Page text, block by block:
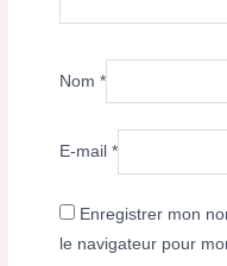
Nom*
E-mail*
Enregistrer mon
le navigateur pour